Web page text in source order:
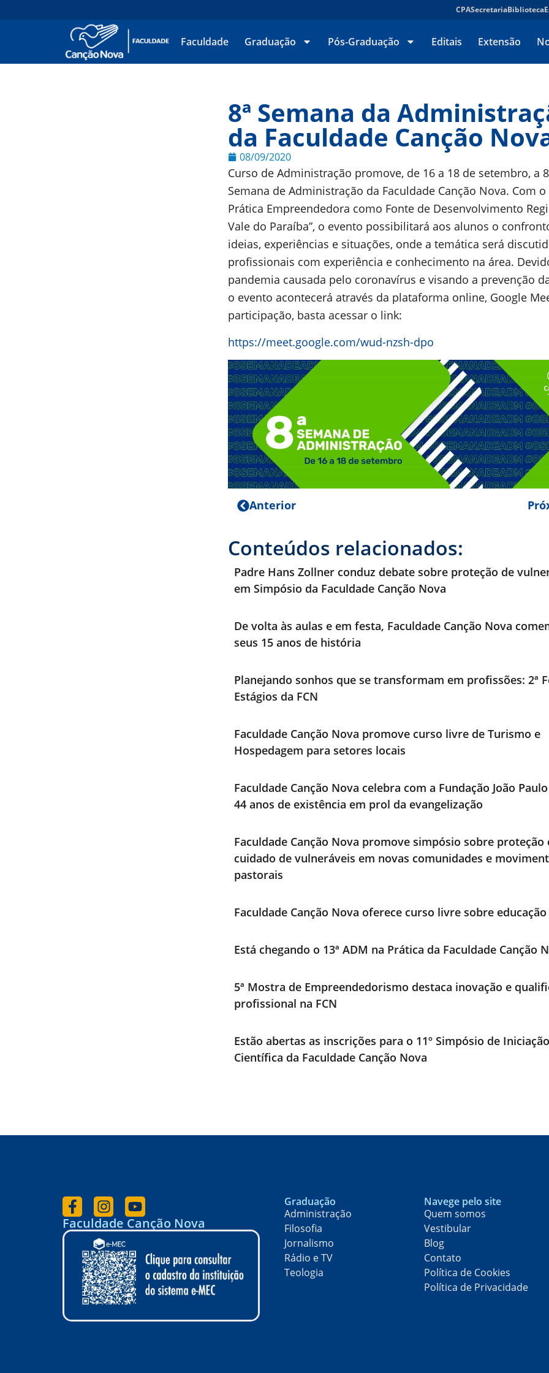
CPASecretariaBiblioteca
Faculdade Graduação Pós-Graduação Editais Extensão
8ª Semana da
da Faculdade Canção
08/09/2020
Curso de Administração promove, de 16 a 18 de setembro, a
Semana de Administração da Faculdade Canção Nova. Com o
Prática Empreendedora como Fonte de Desenvolvimento
Vale do Paraíba”, o evento possibilitará aos alunos o
ideias, experiências e situações, onde a temática será
profissionais com experiência e conhecimento na área.
pandemia causada pelo coronavírus e visando a prevenção
o evento acontecerá através da plataforma online, Google
participação, basta acessar o link:
https://meet.google.com/wud-nzsh-dpo
Anterior
Conteúdos relacionados:
Padre Hans Zollner conduz debate sobre proteção de
em Simpósio da Faculdade Canção Nova
De volta às aulas e em festa, Faculdade Canção Nova
seus 15 anos de história
Planejando sonhos que se transformam em profissões: 2ª
Estágios da FCN
Faculdade Canção Nova promove curso livre de Turismo e
Hospedagem para setores locais
Faculdade Canção Nova celebra com a Fundação João
44 anos de existência em prol da evangelização
Faculdade Canção Nova promove simpósio sobre proteção
cuidado de vulneráveis em novas comunidades e
pastorais
Faculdade Canção Nova oferece curso livre sobre
Está chegando o 13ª ADM na Prática da Faculdade Canção
5ª Mostra de Empreendedorismo destaca inovação e
profissional na FCN
Estão abertas as inscrições para o 11º Simpósio de Iniciação
Científica da Faculdade Canção Nova
Faculdade Canção Nova
Graduação
Administração
Filosofia
Jornalismo
Rádio e TV
Teologia
Navege pelo site
Quem somos
Vestibular
Blog
Contato
Política de Cookies
Política de Privacidade